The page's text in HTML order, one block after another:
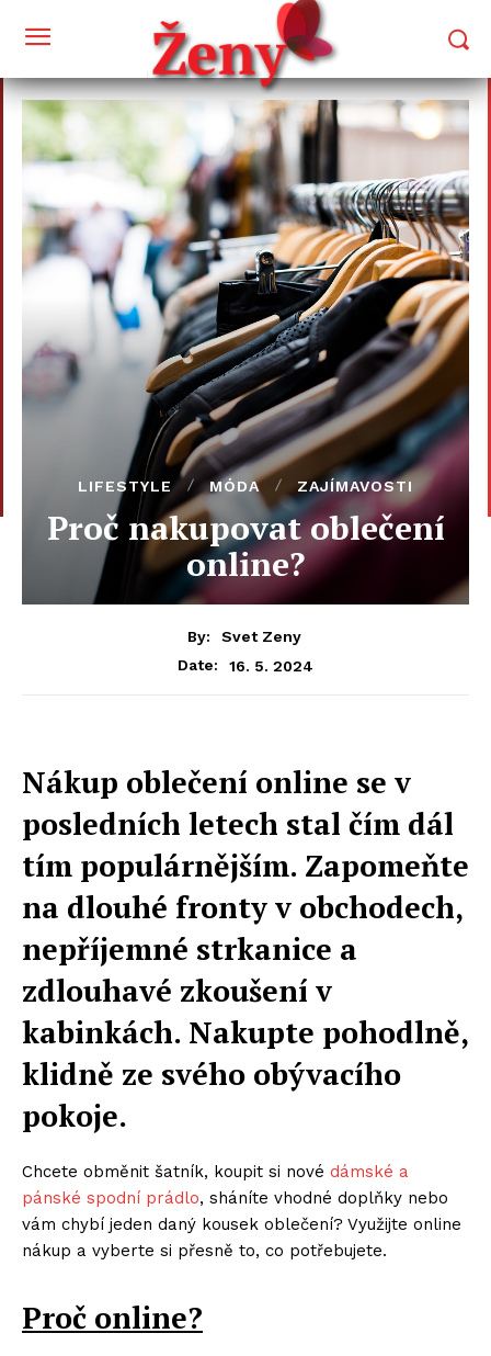
LIFESTYLE MÓDA ZAJÍMAVOSTI
Proč nakupovat oblečení
online?
By:
Svet Zeny
Date:
16. 5. 2024
Nákup oblečení online se v
posledních letech stal čím dál
tím populárnějším. Zapomeňte
na dlouhé fronty v obchodech,
nepříjemné strkanice a
zdlouhavé zkoušení v
kabinkách. Nakupte pohodlně,
klidně ze svého obývacího
pokoje.
Chcete obměnit šatník, koupit si nové dámské a
pánské spodní prádlo, sháníte vhodné doplňky nebo
vám chybí jeden daný kousek oblečení? Využijte online
nákup a vyberte si přesně to, co potřebujete.
Proč online?